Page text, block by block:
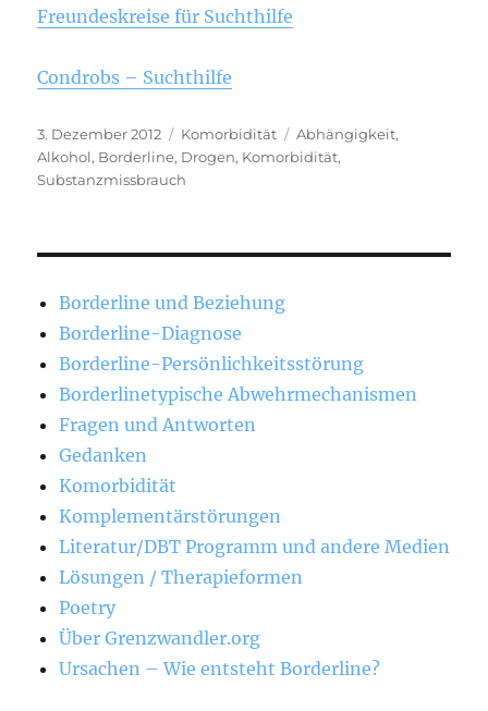
Freundeskreise für Suchthilfe
Condrobs – Suchthilfe
Veröffentlicht
am
3. Dezember 2012 Kategorien
Komorbidität Schlagwörter
Abhängigkeit,
Alkohol, Borderline, Drogen, Komorbidität,
Substanzmissbrauch
Borderline und Beziehung
Borderline-Diagnose
Borderline-Persönlichkeitsstörung
Borderlinetypische Abwehrmechanismen
Fragen und Antworten
Gedanken
Komorbidität
Komplementärstörungen
Literatur/DBT Programm und andere Medien
Lösungen / Therapieformen
Poetry
Über Grenzwandler.org
Ursachen – Wie entsteht Borderline?